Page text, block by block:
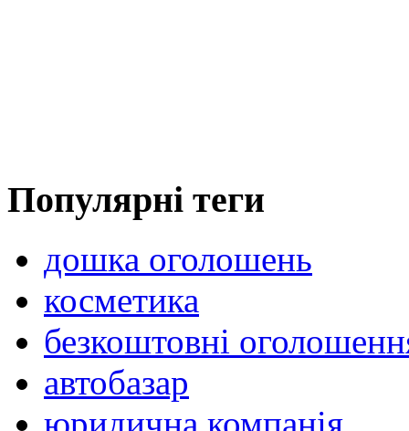
Популярні теги
дошка оголошень
косметика
безкоштовні
автобазар
юридична компанія